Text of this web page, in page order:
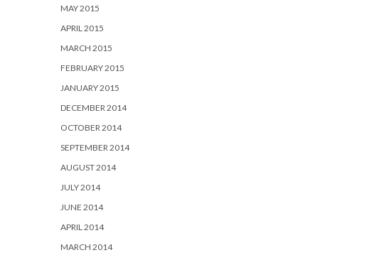
MAY 2015
APRIL 2015
MARCH 2015
FEBRUARY 2015
JANUARY 2015
DECEMBER 2014
OCTOBER 2014
SEPTEMBER 2014
AUGUST 2014
JULY 2014
JUNE 2014
APRIL 2014
MARCH 2014